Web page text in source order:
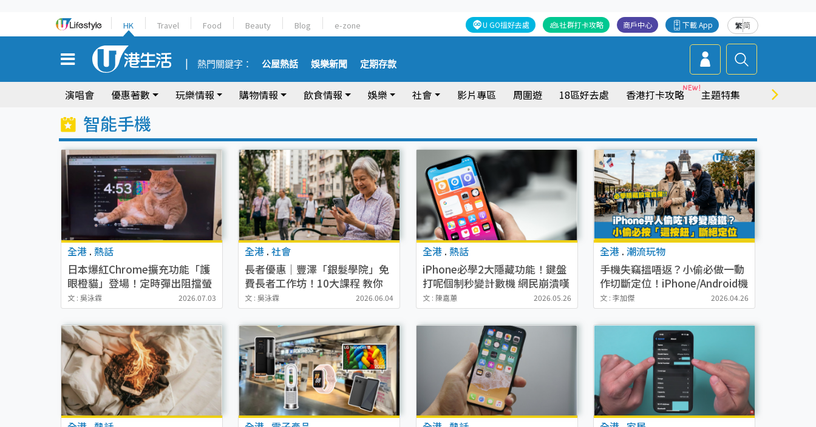
HK Travel Food Beauty Blog e-zone 繁简
下載 App
商戶中心
社群打卡攻略
U GO搵好去處
熱門關鍵字： 公屋熱話 娛樂新聞 定期存款
演唱會 優惠著數 玩樂情報 購物情報 飲食情報 娛樂 社會 影片專區 周圍遊 18區好去處 香港打卡攻略 主題特集 商場情報
智能手機
全港 . 熱話
日本爆紅Chrome擴充功能「護
眼橙貓」登場！定時彈出阻擋螢
幕提你休息！網民大讚：對貓毛
敏感同樣體驗到被貓咪親近
文 : 吳泳霖 2026.07.03
全港 .社會
長者優惠｜豐澤「銀髮學院」免
費長者工作坊！10大課程 教你
影相／北上消費／電子支付
文 : 吳泳霖 2026.06.04
全港 . 熱話
iPhone必學2大隱藏功能！鍵盤
打呢個制秒變計數機 網民崩潰嘆
白忙幾年
文 : 陳嘉蕙 2026.05.26
全港 .潮流玩物
手機失竊搵唔返？小偷必做一動
作切斷定位！iPhone/Android機
必做保命防盜設定 3招增加尋回
機會
文 : 李加傑 2026.04.26